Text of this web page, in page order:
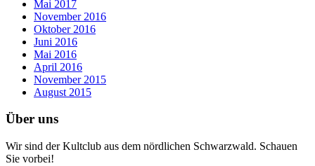
Mai 2017
November 2016
Oktober 2016
Juni 2016
Mai 2016
April 2016
November 2015
August 2015
Über uns
Wir sind der Kultclub aus dem nördlichen Schwarzwald. Schauen
Sie vorbei!